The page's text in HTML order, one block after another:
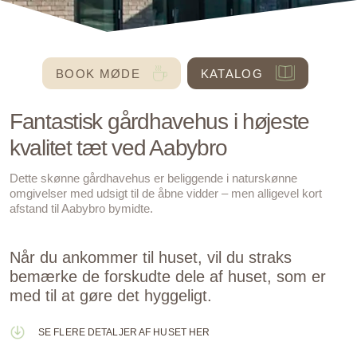
BOOK MØDE KATALOG
Fantastisk gårdhavehus i højeste
kvalitet tæt ved Aabybro
Dette skønne gårdhavehus er beliggende i naturskønne
omgivelser med udsigt til de åbne vidder – men alligevel kort
afstand til Aabybro bymidte.
Når du ankommer til huset, vil du straks
bemærke de forskudte dele af huset, som er
med til at gøre det hyggeligt.
SE FLERE DETALJER AF HUSET HER